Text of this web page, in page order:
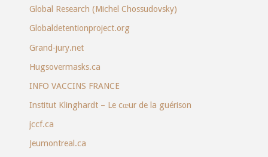
Global Research (Michel Chossudovsky)
Globaldetentionproject.org
Grand-jury.net
Hugsovermasks.ca
INFO VACCINS FRANCE
Institut Klinghardt – Le cœur de la guérison
jccf.ca
Jeumontreal.ca